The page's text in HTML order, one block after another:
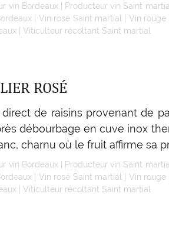
vin Bordeaux| Producteur vin Saint martial
| Vin rosé Saint martial Vin rouge
| Viticulteur récoltant Saint martial
ROSÉ
direct de raisins provenant de
débourbage en cuve inox
charnu où le fruit affirme sa
vin Bordeaux| Producteur vin Saint martial
| Vin rosé Saint martial Vin rouge
| Viticulteur récoltant Saint martial